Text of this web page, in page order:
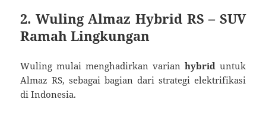
2. Wuling Almaz Hybrid RS – SUV
Ramah Lingkungan
Wuling mulai menghadirkan varian hybriduntuk
Almaz RS, sebagai bagian dari strategi elektrifikasi
di Indonesia.